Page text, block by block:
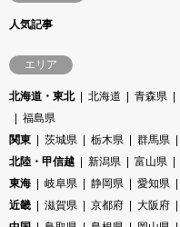
人気記事
エリア
北海道・東北 北海道 青森県
福島県
関東
茨城県 栃木県 群馬県
北陸・甲信越
新潟県 富山県
東海
岐阜県 静岡県 愛知県
近畿
滋賀県 京都府 大阪府